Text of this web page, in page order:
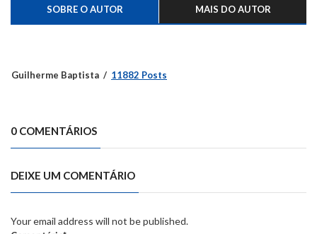
SOBRE O AUTOR MAIS DO AUTOR
Guilherme Baptista 11882 Posts
0 COMENTÁRIOS
DEIXE UM COMENTÁRIO
Your email address will not be published.